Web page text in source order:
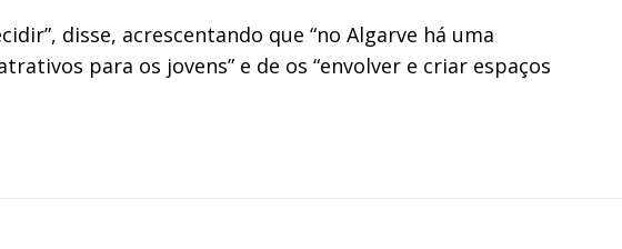
disse, acrescentando que “no Algarve há uma
para os jovens” e de os “envolver e criar espaços